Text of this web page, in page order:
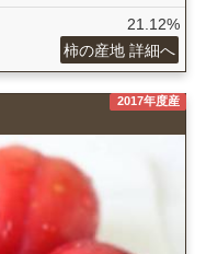
21.12%
柿の産地 詳細へ
2017年度産